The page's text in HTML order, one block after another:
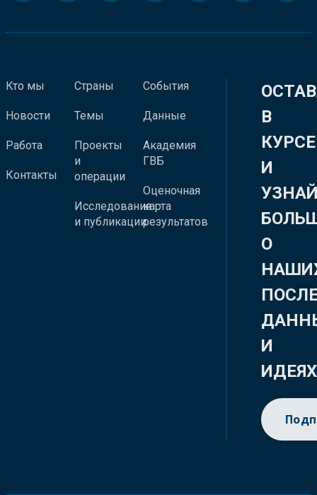
Кто мы
Новости
Работа
Контакты
Страны
Темы
Проекты
и
операции
Исследования
и публикации
События
Данные
Академия
ГВБ
Оценочная
карта
результатов
В
КУРСЕ
И
О
И
ИДЕЯХ